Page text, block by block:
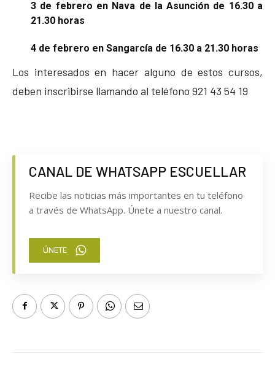
3 de febrero en Nava de la Asunción de 16.30 a
21.30 horas
4 de febrero en Sangarcía de 16.30 a 21.30 horas
Los interesados en hacer alguno de estos cursos,
deben inscribirse llamando al teléfono 921 43 54 19
CANAL DE WHATSAPP ESCUELLAR
Recibe las noticias más importantes en tu teléfono
a través de WhatsApp. Únete a nuestro canal.
ÚNETE